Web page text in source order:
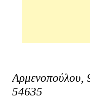
Αρμενοπούλου,
54635